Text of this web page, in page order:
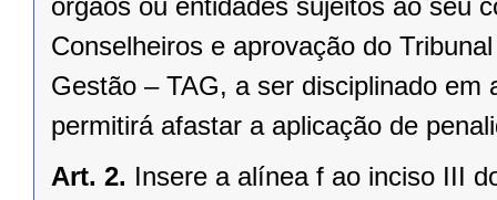
órgãos ou entidades sujeitos ao seu
Conselheiros e aprovação do
Gestão – TAG, a ser disciplinado
permitirá afastar a aplicação de
Art. 2. Insere a alínea f ao inciso III